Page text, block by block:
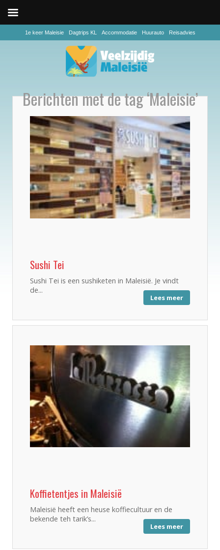
1e keer Maleisie Dagtrips KL Accommodatie Huurauto Reisadvies
Berichten met de tag ‘Maleisie’
Sushi Tei
Sushi Tei is een sushiketen in Maleisië. Je vindt
de...
Lees meer
Koffietentjes in Maleisië
Maleisië heeft een heuse koffiecultuur en de
bekende teh tarik’s...
Lees meer